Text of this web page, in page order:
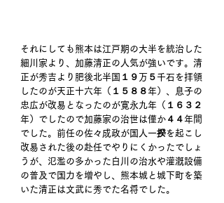
それにしても熊本は江戸期の大半を統治した
細川家より、加藤清正の人気が強いです。清
正が秀吉より肥後北半国１９万５千石を拝領
したのが天正十六年（１５８８年）、息子の
忠広が改易となったのが寛永九年（１６３２
年）でしたので加藤家の治世は僅か４４年間
でした。前任の佐々成政が国人一揆を起こし
改易された後の赴任でやりにくかったでしょ
うが、氾濫の多かった白川の治水や灌漑設備
の普及で国力を増やし、熊本城と城下町を築
いた清正は文武に秀でた名将でした。